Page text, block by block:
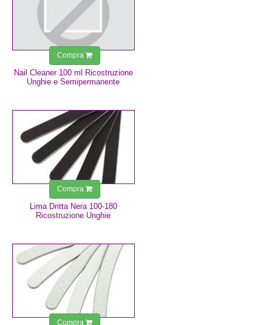
Nail Cleaner 100 ml Ricostruzione
Unghie e Semipermanente
Compra
Lima Dritta Nera 100-180
Ricostruzione Unghie
Compra
Compra